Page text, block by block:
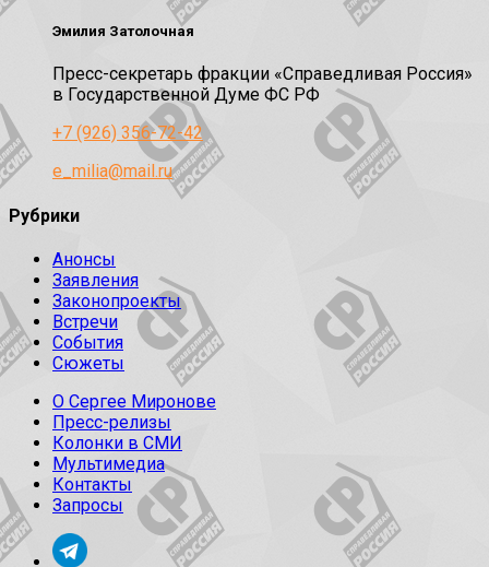
Эмилия Затолочная
Пресс-секретарь фракции «Справедливая Россия»
в Государственной Думе ФС РФ
+7 (926) 356-72-42
e_milia@mail.ru
Рубрики
Анонсы
Заявления
Законопроекты
Встречи
События
Сюжеты
О Сергее Миронове
Пресс-релизы
Колонки в СМИ
Мультимедиа
Контакты
Запросы